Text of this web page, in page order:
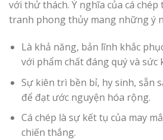
với thử thách. Ý nghĩa của cá
tranh phong thủy mang những ý
Là khả năng, bản lĩnh khắc
với phẩm chất đáng quý và sức
Sự kiên trì bền bỉ, hy sinh, sẵn
để đạt ước nguyện hóa rộng.
Cá chép là sự kết tụ của may
chiến thắng.